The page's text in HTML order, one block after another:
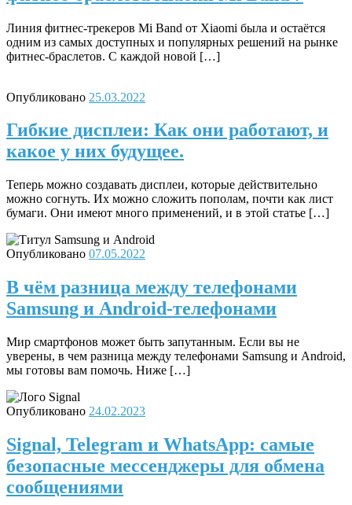
Линия фитнес-трекеров Mi Band от Xiaomi была и остаётся
одним из самых доступных и популярных решений на рынке
фитнес-браслетов. С каждой новой […]
Опубликовано 25.03.2022
Гибкие дисплеи: Как они работают, и
какое у них будущее.
Теперь можно создавать дисплеи, которые действительно
можно согнуть. Их можно сложить пополам, почти как лист
бумаги. Они имеют много применений, и в этой статье […]
Опубликовано 07.05.2022
В чём разница между телефонами
Samsung и Android-телефонами
Мир смартфонов может быть запутанным. Если вы не
уверены, в чем разница между телефонами Samsung и Android,
мы готовы вам помочь. Ниже […]
Опубликовано 24.02.2023
Signal, Telegram и WhatsApp: самые
безопасные мессенджеры для обмена
сообщениями